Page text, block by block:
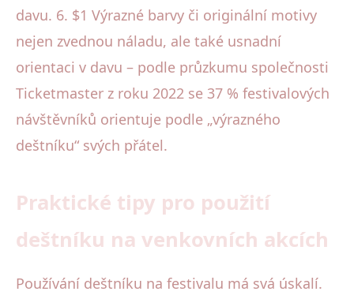
davu. 6. $1 Výrazné barvy či originální motivy
nejen zvednou náladu, ale také usnadní
orientaci v davu – podle průzkumu společnosti
Ticketmaster z roku 2022 se 37 % festivalových
návštěvníků orientuje podle „výrazného
deštníku“ svých přátel.
Praktické tipy pro použití
deštníku na venkovních akcích
Používání deštníku na festivalu má svá úskalí.